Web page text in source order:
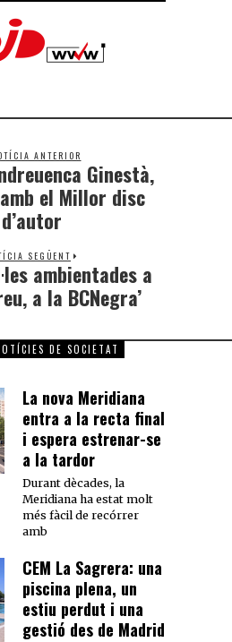
ANTERIOR
Ginestà,
el Millor disc
d’autor
SEGÜENT
ambientades a
a la BCNegra’
DE SOCIETAT
La nova Meridiana
entra a la recta final
i espera estrenar-se
a la tardor
Durant dècades, la
Meridiana ha estat molt
més fàcil de recórrer
amb
CEM La Sagrera: una
piscina plena, un
estiu perdut i una
gestió des de Madrid